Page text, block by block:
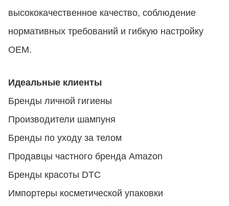
высококачественное качество, соблюдение
нормативных требований и гибкую настройку
OEM.
Идеальные клиенты
Бренды личной гигиены
Производители шампуня
Бренды по уходу за телом
Продавцы частного бренда Amazon
Бренды красоты DTC
Импортеры косметической упаковки